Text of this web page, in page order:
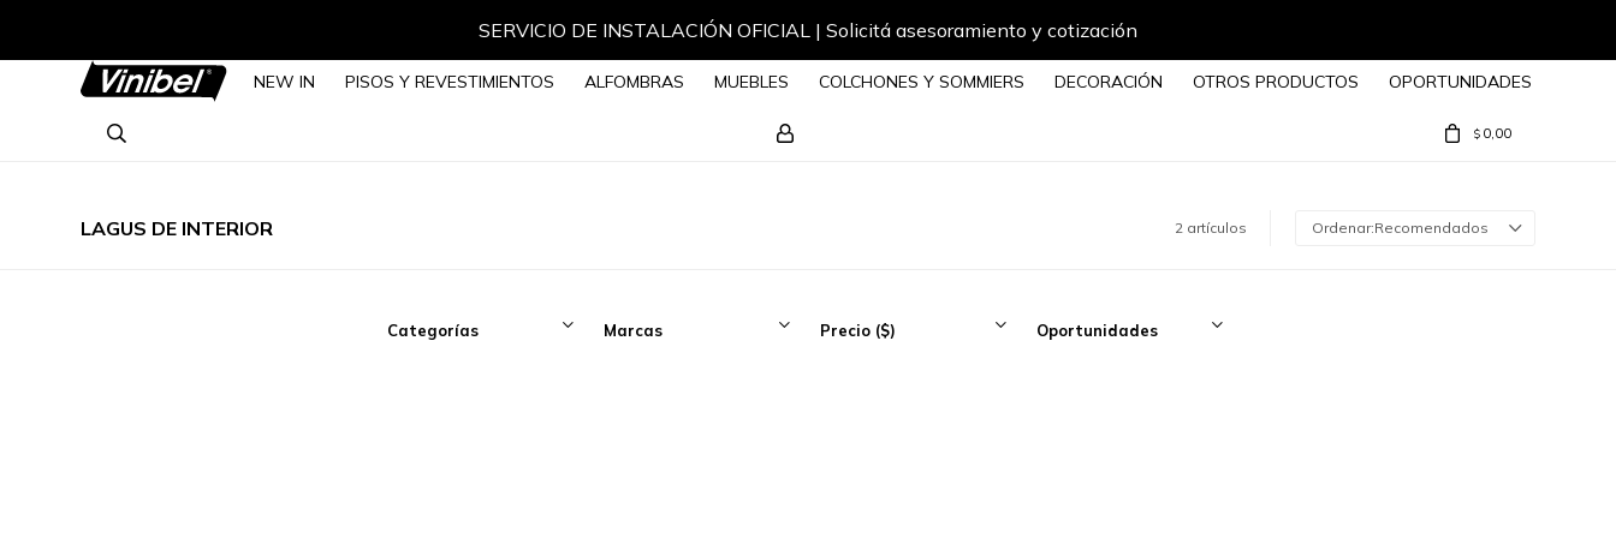
SERVICIO DE INSTALACIÓN OFICIAL | Solicitá asesoramiento y cotización
NEW IN PISOS Y REVESTIMIENTOS ALFOMBRAS MUEBLES COLCHONES Y SOMMIERS DECORACIÓN OTROS PRODUCTOS OPORTUNIDADES
$ 0,00
LAGUS DE INTERIOR 2 artículos Recomendados
Categorías Marcas Precio ($) Oportunidades